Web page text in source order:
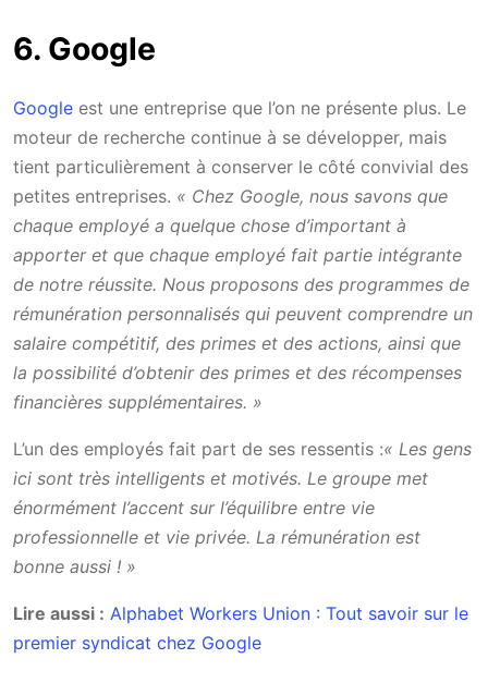
6. Google
Google est une entreprise que l’on ne présente plus. Le
moteur de recherche continue à se développer, mais
tient particulièrement à conserver le côté convivial des
petites entreprises. « Chez Google, nous savons que
chaque employé a quelque chose d’important à
apporter et que chaque employé fait partie intégrante
de notre réussite. Nous proposons des programmes de
rémunération personnalisés qui peuvent comprendre un
salaire compétitif, des primes et des actions, ainsi que
la possibilité d’obtenir des primes et des récompenses
financières supplémentaires. »
L’un des employés fait part de ses ressentis :« Les gens
ici sont très intelligents et motivés. Le groupe met
énormément l’accent sur l’équilibre entre vie
professionnelle et vie privée. La rémunération est
bonne aussi ! »
Lire aussi : Alphabet Workers Union : Tout savoir sur le
premier syndicat chez Google